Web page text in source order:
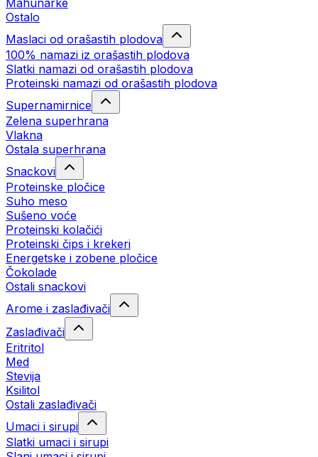
Mahunarke
Ostalo
Maslaci od orašastih plodova
100% namazi iz orašastih plodova
Slatki namazi od orašastih plodova
Proteinski namazi od orašastih plodova
Supernamirnice
Zelena superhrana
Vlakna
Ostala superhrana
Snackovi
Proteinske pločice
Suho meso
Sušeno voće
Proteinski kolačići
Proteinski čips i krekeri
Energetske i zobene pločice
Čokolade
Ostali snackovi
Arome i zaslađivači
Zaslađivači
Eritritol
Med
Stevija
Ksilitol
Ostali zaslađivači
Umaci i sirupi
Slatki umaci i sirupi